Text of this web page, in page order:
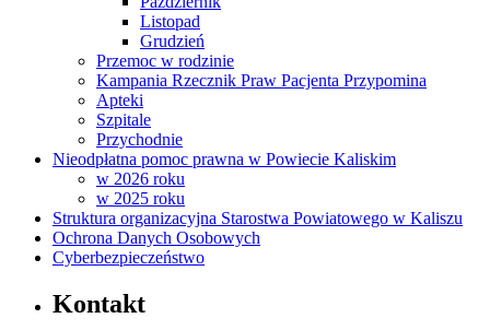
Listopad
Grudzień
Przemoc w rodzinie
Kampania Rzecznik Praw Pacjenta Przypomina
Apteki
Szpitale
Przychodnie
Nieodpłatna pomoc prawna w Powiecie Kaliskim
w 2026 roku
w 2025 roku
Struktura organizacyjna Starostwa Powiatowego w Kaliszu
Ochrona Danych Osobowych
Cyberbezpieczeństwo
Kontakt